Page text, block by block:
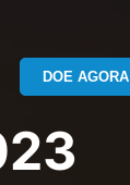
DOE AGORA